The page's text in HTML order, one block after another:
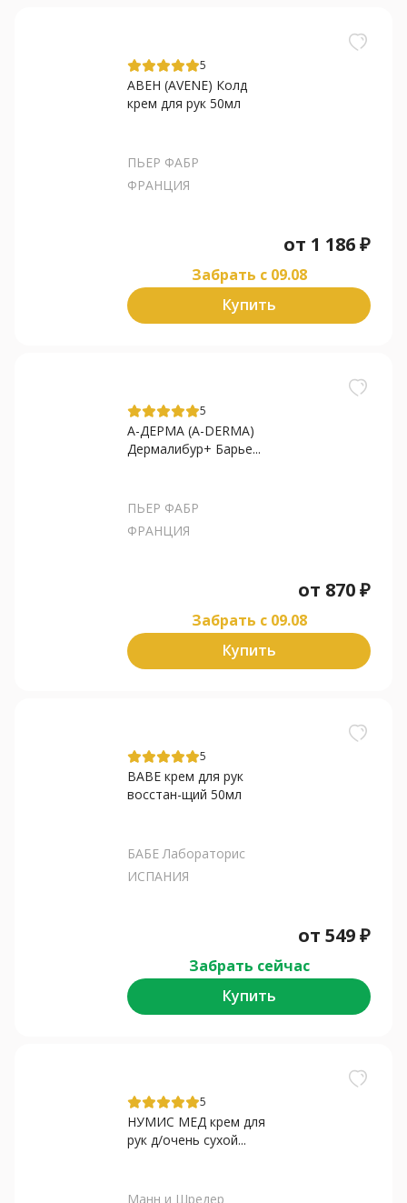
5
АВЕН (AVENE) Колд
крем для рук 50мл
ПЬЕР ФАБР
ФРАНЦИЯ
от 1 186₽
Забрать c 09.08
Купить
5
А-ДЕРМА (A-DERMA)
Дермалибур+ Барье...
ПЬЕР ФАБР
ФРАНЦИЯ
от 870₽
Забрать c 09.08
Купить
5
BABE крем для рук
восстан-щий 50мл
БАБЕ Лабораторис
ИСПАНИЯ
от 549₽
Забрать сейчас
Купить
5
НУМИС МЕД крем для
рук д/очень сухой...
Манн и Шредер